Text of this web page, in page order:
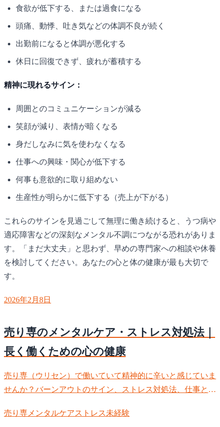
食欲が低下する、または過食になる
頭痛、動悸、吐き気などの体調不良が続く
出勤前になると体調が悪化する
休日に回復できず、疲れが蓄積する
精神に現れるサイン：
周囲とのコミュニケーションが減る
笑顔が減り、表情が暗くなる
身だしなみに気を使わなくなる
仕事への興味・関心が低下する
何事も意欲的に取り組めない
生産性が明らかに低下する（売上が下がる）
これらのサインを見過ごして無理に働き続けると、うつ病や
適応障害などの深刻なメンタル不調につながる恐れがありま
す。「まだ大丈夫」と思わず、早めの専門家への相談や休養
を検討してください。あなたの心と体の健康が最も大切で
す。
2026年2月8日
売り専のメンタルケア・ストレス対処法｜
長く働くための心の健康
売り専（ウリセン）で働いていて精神的に辛いと感じていま
せんか？バーンアウトのサイン、ストレス対処法、仕事とプ
タルヘルスを守りながら長く働くための具体的な方法を徹底
売り専 メンタルケアストレス未経験